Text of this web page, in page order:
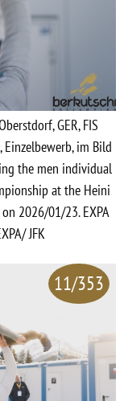
GER, FIS
im Bild
the men individual
at the Heini
2026/01/23. EXPA
JFK
11/353